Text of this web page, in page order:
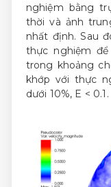
nghiệm bằng
thời và ảnh
nhất định. Sau
thực nghiệm
trong khoảng
khớp với thực
dưới 10%, E < 0.1.